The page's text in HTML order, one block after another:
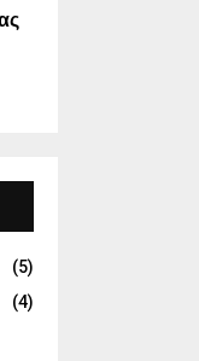
(5)
(4)